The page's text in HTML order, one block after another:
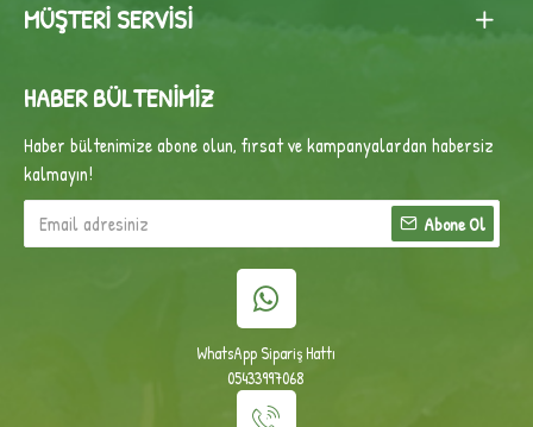
MÜŞTERI SERVISI
HABER BÜLTENIMIZ
Haber bültenimize abone olun, fırsat ve kampanyalardan habersiz
kalmayın!
Abone Ol
WhatsApp Sipariş Hattı
05433997068